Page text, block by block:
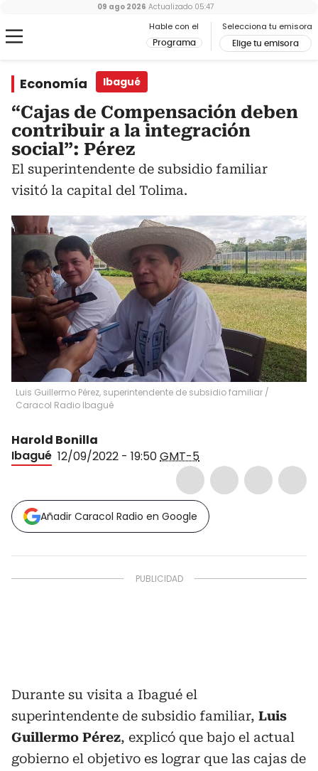
Hable con el
Programa
Selecciona tu emisora
Elige tu emisora
09 ago 2026 Actualizado 05:47
Economía Ibagué
“Cajas de Compensación deben
contribuir a la integración
social”: Pérez
El superintendente de subsidio familiar
visitó la capital del Tolima.
Luis Guillermo Pérez, superintendente de subsidio familiar /
Caracol Radio Ibagué
Harold Bonilla
Ibagué 12/09/2022 - 19:50GMT-5
Añadir Caracol Radio en Google
Durante su visita a Ibagué el
superintendente de subsidio familiar, Luis
Guillermo Pérez, explicó que bajo el actual
gobierno el objetivo es lograr que las cajas de